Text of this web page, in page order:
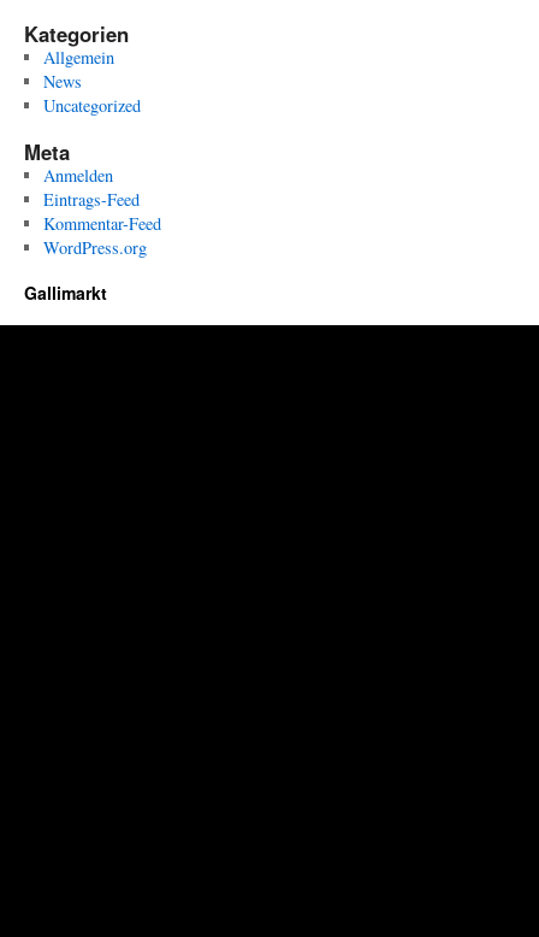
Kategorien
Allgemein
News
Uncategorized
Meta
Anmelden
Eintrags-Feed
Kommentar-Feed
WordPress.org
Gallimarkt